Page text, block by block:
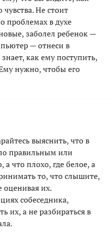
Не стоит
проблемах в духе
заболел ребенок —
— отнеси в
как ему поступить,
нужно, чтобы его
выяснить, что в
правильным или
что плохо, где белое, а
то, что слышите,
их.
собеседника,
их, а не разбираться в